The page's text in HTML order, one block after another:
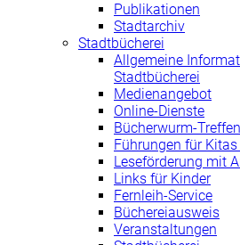
Publikationen
Stadtarchiv
Stadtbücherei
Allgemeine
Stadtbücherei
Medienangebot
Online-Dienste
Bücherwurm-Treffen
Führungen für Kitas
Leseförderung mit
Links für Kinder
Fernleih-Service
Büchereiausweis
Veranstaltungen